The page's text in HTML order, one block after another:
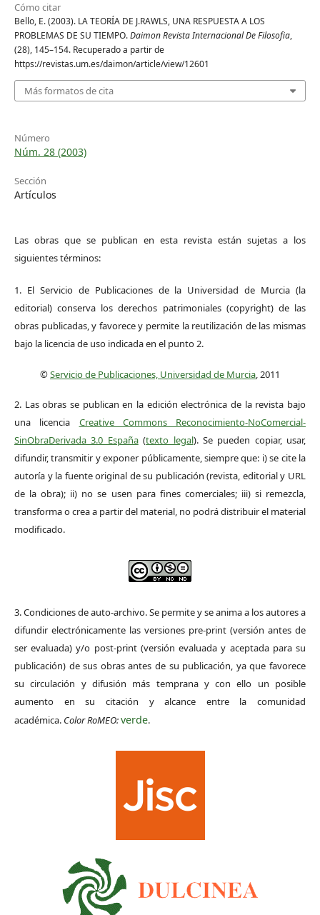
Cómo citar
Bello, E. (2003). LA TEORÍA DE J.RAWLS, UNA RESPUESTA A LOS
PROBLEMAS DE SU TIEMPO.Daimon Revista Internacional De Filosofia,
(28), 145–154. Recuperado a partir de
https://revistas.um.es/daimon/article/view/12601
Más formatos de cita
Número
Núm. 28 (2003)
Sección
Artículos
Las obras que se publican en esta revista están sujetas a los
siguientes términos:
1. El Servicio de Publicaciones de la Universidad de Murcia (la
editorial) conserva los derechos patrimoniales (copyright) de las
obras publicadas, y favorece y permite la reutilización de las mismas
bajo la licencia de uso indicada en el punto 2.
©Servicio de Publicaciones, Universidad de Murcia, 2011
2. Las obras se publican en la edición electrónica de la revista bajo
una licencia Creative Commons Reconocimiento-NoComercial-
SinObraDerivada 3.0 España(texto legal). Se pueden copiar, usar,
difundir, transmitir y exponer públicamente, siempre que: i) se cite la
autoría y la fuente original de su publicación (revista, editorial y URL
de la obra); ii) no se usen para fines comerciales; iii) si remezcla,
transforma o crea a partir del material, no podrá distribuir el material
modificado.
3. Condiciones de auto-archivo. Se permite y se anima a los autores a
difundir electrónicamente las versiones pre-print (versión antes de
ser evaluada) y/o post-print (versión evaluada y aceptada para su
publicación) de sus obras antes de su publicación, ya que favorece
su circulación y difusión más temprana y con ello un posible
aumento en su citación y alcance entre la comunidad
académica. Color RoMEO:verde.